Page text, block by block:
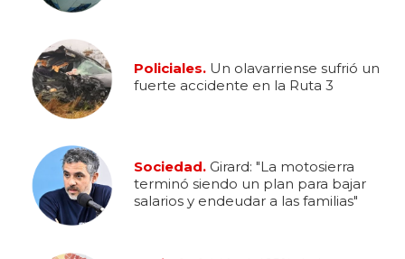
Policiales. Un olavarriense sufrió un
fuerte accidente en la Ruta 3
Sociedad. Girard: "La motosierra
terminó siendo un plan para bajar
salarios y endeudar a las familias"